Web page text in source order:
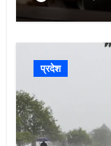
प्रदेश